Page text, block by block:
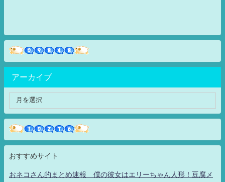
アーカイブ
おすすめサイト
おネコさん的まとめ速報 僕の彼女はエリーちゃん人形！豆腐メ